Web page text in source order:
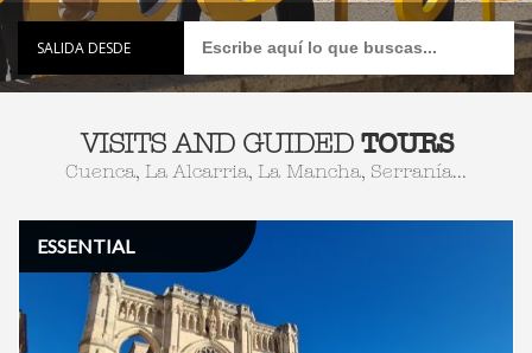
SALIDA DESDE
VISITS AND GUIDED TOURS
Cuenca, La Alcarria, La Mancha, Serranía...
ESSENTIAL